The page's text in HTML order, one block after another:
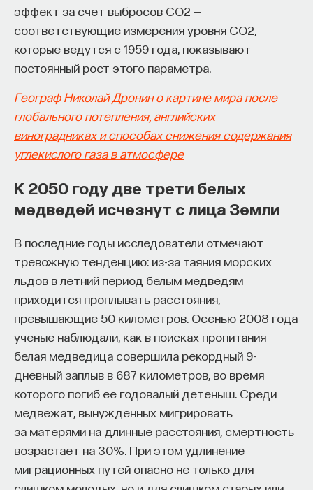
эффект за счет выбросов CO2 —
соответствующие измерения уровня CO2,
которые ведутся с 1959 года, показывают
постоянный рост этого параметра.
Географ Николай Дронин о картине мира после
глобального потепления, английских
виноградниках и способах снижения содержания
углекислого газа в атмосфере
К 2050 году две трети белых
медведей исчезнут с лица Земли
В последние годы исследователи отмечают
тревожную тенденцию: из-за таяния морских
льдов в летний период белым медведям
приходится проплывать расстояния,
превышающие 50 километров. Осенью 2008 года
ученые наблюдали, как в поисках пропитания
белая медведица совершила рекордный 9-
дневный заплыв в 687 километров, во время
которого погиб ее годовалый детеныш. Среди
медвежат, вынужденных мигрировать
за матерями на длинные расстояния, смертность
возрастает на 30%. При этом удлинение
миграционных путей опасно не только для